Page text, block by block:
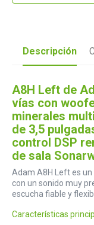
Descripción
A8H Left de
vías con
minerales
de 3,5
control DSP
de sala
Adam A8H Left es
con un sonido muy
escucha fiable y
Características